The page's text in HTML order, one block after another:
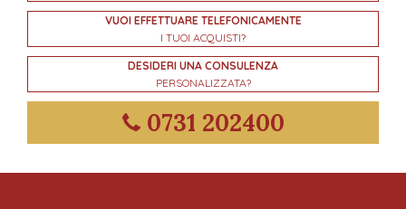
VUOI EFFETTUARE TELEFONICAMENTE
I TUOI ACQUISTI?
DESIDERI UNA CONSULENZA
PERSONALIZZATA?
0731 202400